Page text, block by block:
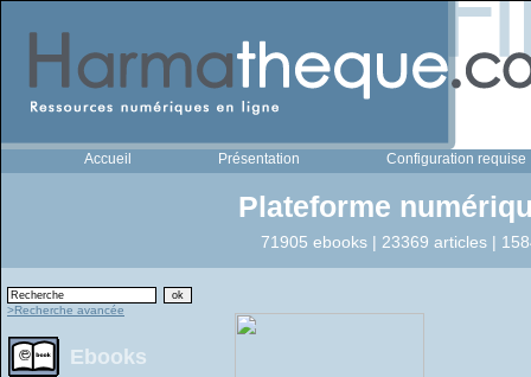
Accueil Présentation Configuration requise
Plateforme
71905 ebooks | 23369 articles |
>Recherche avancée
Ebooks